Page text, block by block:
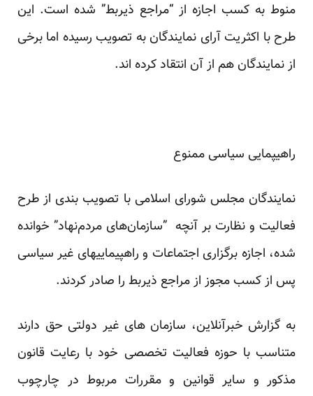
منوط به کسب اجازه از “مراجع ذیربط” شده است. این
طرح با اکثریت آرای نمایندگان به تصویب رسیده اما برخی
از نمایندگان هم از آن انتقاد کرده اند.
راهیپمایی سیاسی ممنوع
نمایندگان مجلس شورای اسلامی با تصویب بندی از طرح
فعالیت و نظارت بر آنچه ”سازمان‌های مردم‌نهاد” خوانده
شده، اجازه برگزاری اجتماعات و راهپیمایی​های غیر سیاسی
پس از کسب مجوز از مراجع ذیربط را صادر کردند.
به گزارش خبرآنلاین، سازمان های غیر دولتی حق دارند
متناسب با حوزه فعالیت تخصصی خود با رعایت قانون
مذکور و سایر قوانین و مقررات مربوط در چارچوب